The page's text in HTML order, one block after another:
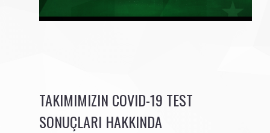
TAKIMIMIZIN COVID-19 TEST
SONUÇLARI HAKKINDA